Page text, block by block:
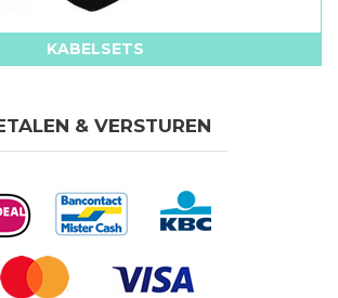
KABELSETS
& VERSTUREN